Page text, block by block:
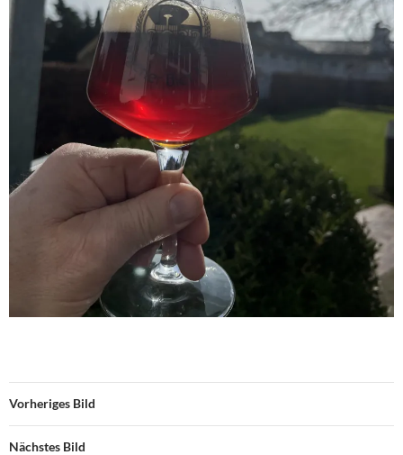
Vorheriges Bild
Nächstes Bild